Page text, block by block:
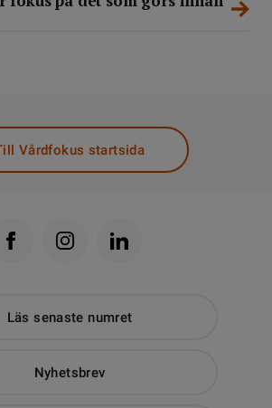
Vårdfokus startsida
Läs senaste numret
Nyhetsbrev